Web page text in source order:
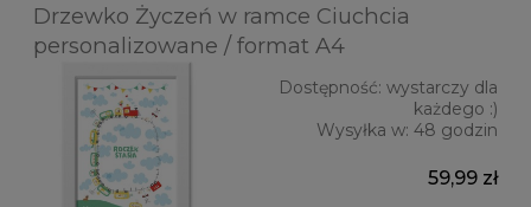
Drzewko Życzeń w ramce Ciuchcia
personalizowane / format A4
Dostępność: wystarczy dla
każdego :)
Wysyłka w: 48 godzin
59,99 zł